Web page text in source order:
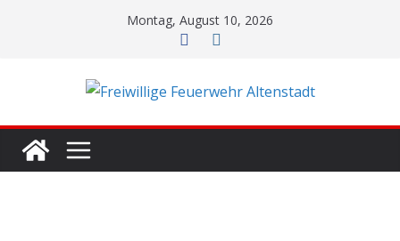
Montag, August 10, 2026